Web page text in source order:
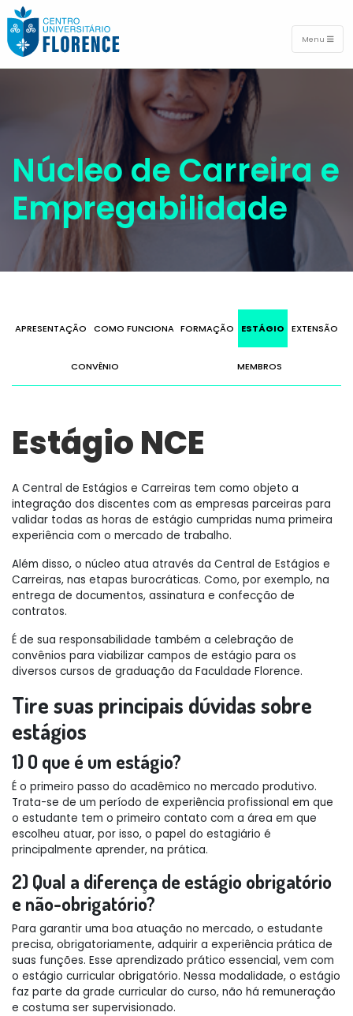
Menu
Núcleo de Carreira e
Empregabilidade
APRESENTAÇÃO COMO FUNCIONA FORMAÇÃO ESTÁGIO EXTENSÃO
CONVÊNIO MEMBROS
Estágio NCE
A Central de Estágios e Carreiras tem como objeto a
integração dos discentes com as empresas parceiras para
validar todas as horas de estágio cumpridas numa primeira
experiência com o mercado de trabalho.
Além disso, o núcleo atua através da Central de Estágios e
Carreiras, nas etapas burocráticas. Como, por exemplo, na
entrega de documentos, assinatura e confecção de
contratos.
É de sua responsabilidade também a celebração de
convênios para viabilizar campos de estágio para os
diversos cursos de graduação da Faculdade Florence.
Tire suas principais dúvidas sobre
estágios
1) O que é um estágio?
É o primeiro passo do acadêmico no mercado produtivo.
Trata-se de um período de experiência profissional em que
o estudante tem o primeiro contato com a área em que
escolheu atuar, por isso, o papel do estagiário é
principalmente aprender, na prática.
2) Qual a diferença de estágio obrigatório
e não-obrigatório?
Para garantir uma boa atuação no mercado, o estudante
precisa, obrigatoriamente, adquirir a experiência prática de
suas funções. Esse aprendizado prático essencial, vem com
o estágio curricular obrigatório. Nessa modalidade, o estágio
faz parte da grade curricular do curso, não há remuneração
e costuma ser supervisionado.